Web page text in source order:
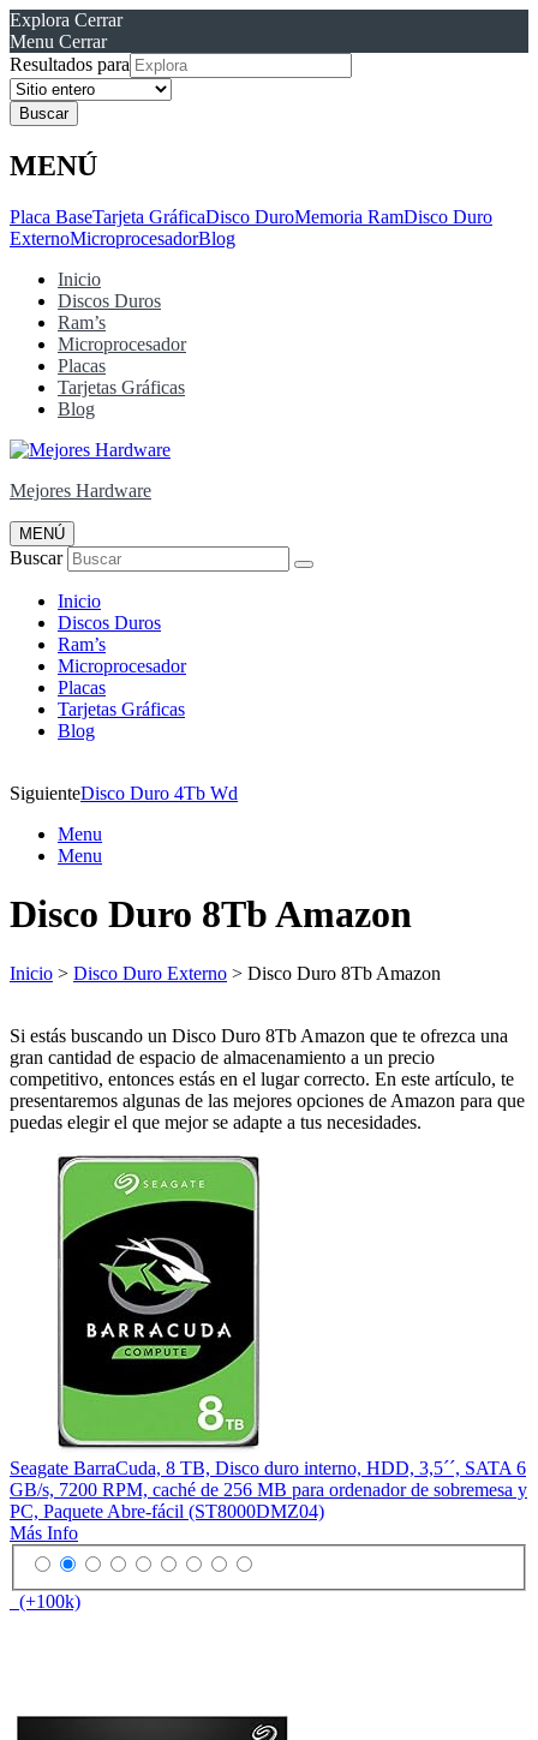
Explora Cerrar
Menu Cerrar
Resultados para
MENÚ
Placa BaseTarjeta GráficaDisco DuroMemoria RamDisco Duro
ExternoMicroprocesadorBlog
Inicio
Discos Duros
Ram’s
Microprocesador
Placas
Tarjetas Gráficas
Blog
Mejores Hardware
MENÚ
Buscar
Inicio
Discos Duros
Ram’s
Microprocesador
Placas
Tarjetas Gráficas
Blog
SiguienteDisco Duro 4Tb Wd
Menu
Menu
Disco Duro 8Tb Amazon
Inicio > Disco Duro Externo > Disco Duro 8Tb Amazon
Si estás buscando un Disco Duro 8Tb Amazon que te ofrezca una
gran cantidad de espacio de almacenamiento a un precio
competitivo, entonces estás en el lugar correcto. En este artículo, te
presentaremos algunas de las mejores opciones de Amazon para que
puedas elegir el que mejor se adapte a tus necesidades.
Seagate BarraCuda, 8 TB, Disco duro interno, HDD, 3,5´´, SATA 6
GB/s, 7200 RPM, caché de 256 MB para ordenador de sobremesa y
PC, Paquete Abre-fácil (ST8000DMZ04)
Más Info
(+100k)